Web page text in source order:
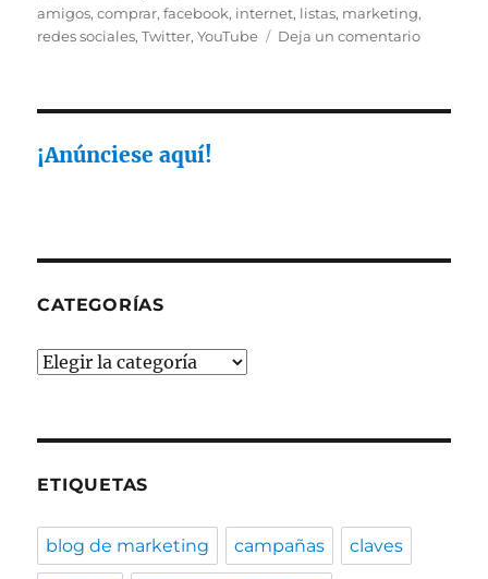
el
amigos,comprar,facebook, internet, listas, marketing,
redes sociales,Twitter,YouTube Deja un comentarioen
¡Anúnciese aquí!
CATEGORÍAS
Categorías
ETIQUETAS
blog de marketing campañas claves